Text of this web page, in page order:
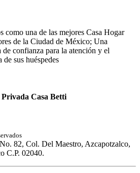
como una de las mejores Casa Hogar
de la Ciudad de México; Una
confianza para la atención y el
de sus huéspedes
Casa Betti
82, Col. Del Maestro, Azcapotzalco,
C.P. 02040.